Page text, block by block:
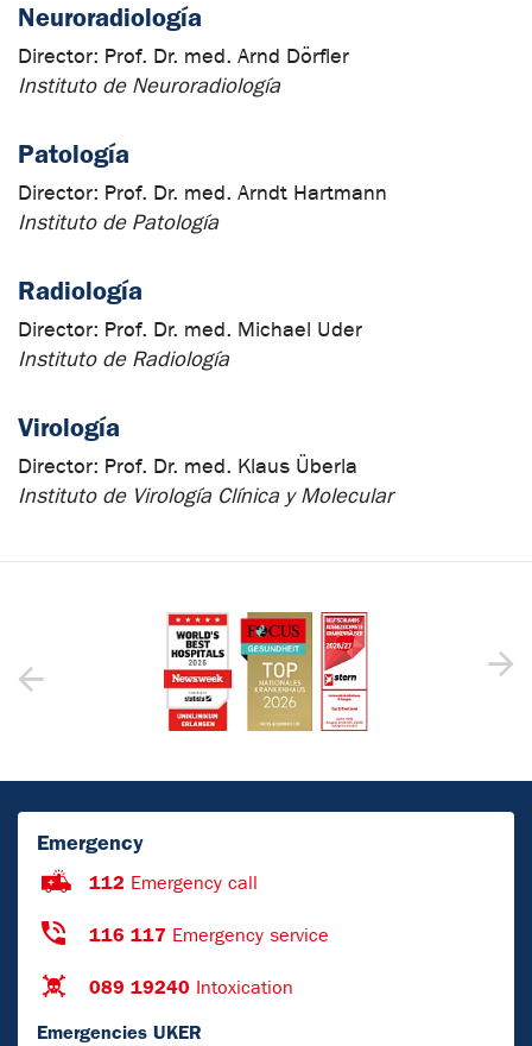
Neuroradiología
Director: Prof. Dr. med. Arnd Dörfler
Instituto de Neuroradiología
Patología
Director: Prof. Dr. med. Arndt Hartmann
Instituto de Patología
Radiología
Director: Prof. Dr. med. Michael Uder
Instituto de Radiología
Virología
Director: Prof. Dr. med. Klaus Überla
Instituto de Virología Clínica y Molecular
Emergency
112 Emergency call
116 117 Emergency service
089 19240 Intoxication
Emergencies UKER